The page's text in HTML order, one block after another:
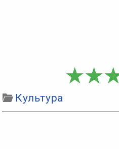
Культура